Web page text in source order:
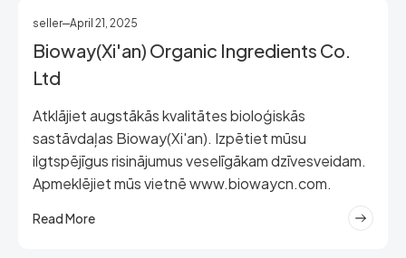
seller April 21, 2025
Bioway(Xi'an) Organic Ingredients Co.
Ltd
Atklājiet augstākās kvalitātes bioloģiskās
sastāvdaļas Bioway(Xi'an). Izpētiet mūsu
ilgtspējīgus risinājumus veselīgākam dzīvesveidam.
Apmeklējiet mūs vietnē www.biowaycn.com.
Read More